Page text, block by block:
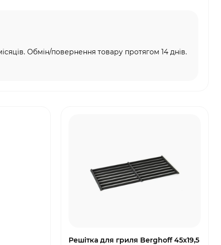
Обмін/повернення товару протягом 14 днів.
Решітка для гриля Berghoff 45х19,5